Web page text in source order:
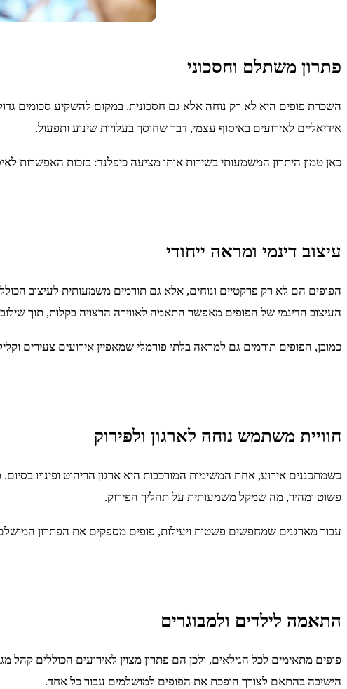
פתרון משתלם וחסכוני
השכרת פופים היא לא רק נוחה אלא גם חסכונית. במקום להשקיע סכומים
אידיאליים לאירועים באיסוף עצמי, דבר שחוסך בעלויות שינוע ותפעול.
כאן טמון היתרון המשמעותי בשירות אותו מציעה כיפלנד: בזכות האפשרות
עיצוב דינמי ומראה ייחודי
הפופים הם לא רק פרקטיים ונוחים, אלא גם תורמים משמעותית לעיצוב
העיצוב הדינמי של הפופים מאפשר התאמה לאווירה הרצויה בקלות, תוך
כמובן, הפופים תורמים גם למראה בלתי פורמלי שמאפיין אירועים צעירים
חוויית משתמש נוחה לארגון ולפירוק
כשמתכננים אירוע, אחת המשימות המורכבות היא ארגון הריהוט ופינויו
פשוט ומהיר, מה שמקל משמעותית על תהליך הפירוק.
עבור מארגנים שמחפשים פשטות ויעילות, פופים מספקים את הפתרון
התאמה לילדים ולמבוגרים
פופים מתאימים לכל הגילאים, ולכן הם פתרון מצוין לאירועים הכוללים
הישיבה בהתאם לצורך הופכת את הפופים למושלמים עבור כל אחד.